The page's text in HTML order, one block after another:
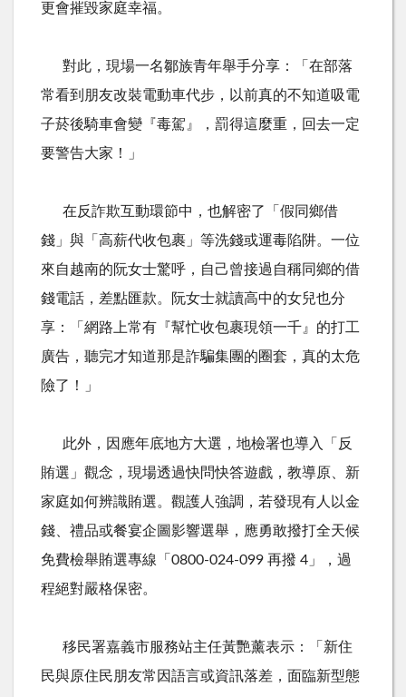
更會摧毀家庭幸福。
對此，現場一名鄒族青年舉手分享：「在部落
常看到朋友改裝電動車代步，以前真的不知道吸電
子菸後騎車會變『毒駕』，罰得這麼重，回去一定
要警告大家！」
在反詐欺互動環節中，也解密了「假同鄉借
錢」與「高薪代收包裹」等洗錢或運毒陷阱。一位
來自越南的阮女士驚呼，自己曾接過自稱同鄉的借
錢電話，差點匯款。阮女士就讀高中的女兒也分
享：「網路上常有『幫忙收包裹現領一千』的打工
廣告，聽完才知道那是詐騙集團的圈套，真的太危
險了！」
此外，因應年底地方大選，地檢署也導入「反
賄選」觀念，現場透過快問快答遊戲，教導原、新
家庭如何辨識賄選。觀護人強調，若發現有人以金
錢、禮品或餐宴企圖影響選舉，應勇敢撥打全天候
免費檢舉賄選專線「 0800-024-099 再撥 4 」，過
程絕對嚴格保密。
移民署嘉義市服務站主任黃艷薰表示：「新住
民與原住民朋友常因語言或資訊落差，面臨新型態